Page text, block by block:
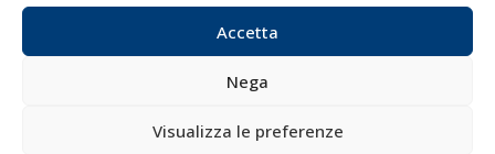
Accetta
Nega
Visualizza le preferenze
Blue economy
Chi siamo